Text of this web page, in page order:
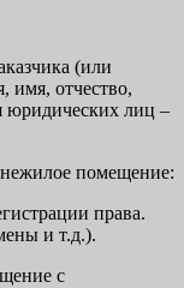
(или
имя, отчество,
юридических лиц –
помещение:
права.
и т.д.).
с